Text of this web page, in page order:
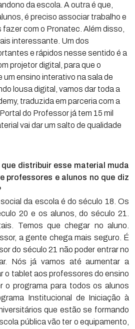
da escola. A outra é que,
é preciso associar trabalho e
com o Pronatec. Além disso,
interessante. Um dos
e rápidos nesse sentido é a
projetor digital, para que o
um ensino interativo na sala de
lousa digital, vamos dar toda a
traduzida em parceria com a
do Professor já tem 15 mil
vai dar um salto de qualidade
distribuir esse material muda
professores e alunos no que diz
da escola é do século 18. Os
20 e os alunos, do século 21.
Temos que chegar no aluno.
a gente chega mais seguro. É
do século 21 não poder entrar no
Nós já vamos até aumentar a
o tablet aos professores do ensino
o programa para todos os alunos
Institucional de Iniciação à
que estão se formando
pública vão ter o equipamento,